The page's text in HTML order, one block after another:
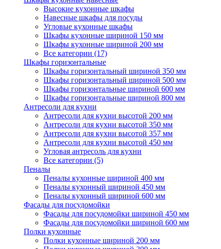
Высокие кухонные шкафы
Навесные шкафы для посуды
Угловые кухонные шкафы
Шкафы кухонные шириной 150 мм
Шкафы кухонные шириной 200 мм
Все категории (17)
Шкафы горизонтальные
Шкафы горизонтальный шириной 350 мм
Шкафы горизонтальный шириной 500 мм
Шкафы горизонтальные шириной 600 мм
Шкафы горизонтальные шириной 800 мм
Антресоли для кухни
Антресоли для кухни высотой 200 мм
Антресоли для кухни высотой 350 мм
Антресоли для кухни высотой 357 мм
Антресоли для кухни высотой 450 мм
Угловая антресоль для кухни
Все категории (5)
Пеналы
Пеналы кухонные шириной 400 мм
Пеналы кухонный шириной 450 мм
Пеналы кухонный шириной 600 мм
Фасады для посудомойки
Фасады для посудомойки шириной 450 мм
Фасады для посудомойки шириной 600 мм
Полки кухонные
Полки кухонные шириной 200 мм